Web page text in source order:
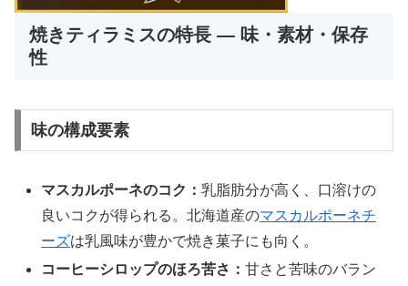
焼きティラミスの特長 — 味・素材・保存
性
味の構成要素
マスカルポーネのコク：乳脂肪分が高く、口溶けの
良いコクが得られる。北海道産のマスカルポーネチ
ーズは乳風味が豊かで焼き菓子にも向く。
コーヒーシロップのほろ苦さ：甘さと苦味のバラン